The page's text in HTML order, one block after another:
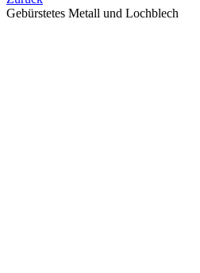
Gebürstetes Metall und Lochblech